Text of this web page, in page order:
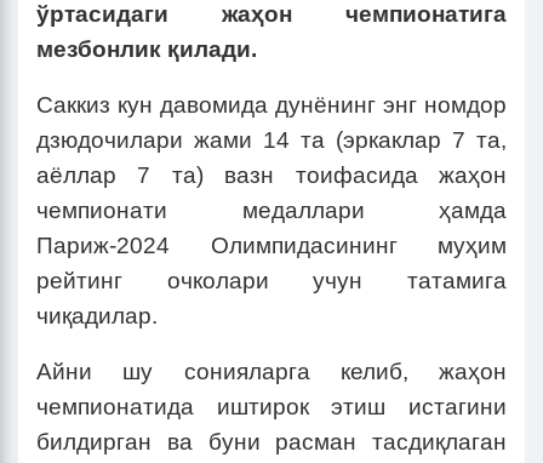
ўртасидаги жаҳон чемпионатига
мезбонлик қилади.
Саккиз кун давомида дунёнинг энг номдор
дзюдочилари жами 14 та (эркаклар 7 та,
аёллар 7 та) вазн тоифасида жаҳон
чемпионати медаллари ҳамда
Париж-2024 Олимпидасининг муҳим
рейтинг очколари учун татамига
чиқадилар.
Айни шу сонияларга келиб, жаҳон
чемпионатида иштирок этиш истагини
билдирган ва буни расман тасдиқлаган